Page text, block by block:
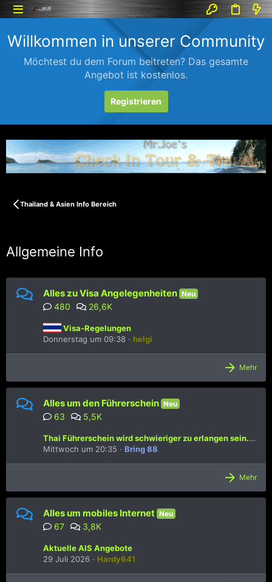
Willkommen in unserer Community
Möchtest du dem Forum beitreten? Das gesamte
Angebot ist kostenlos.
Registrieren
Thailand & Asien Info Bereich
Allgemeine Info
Alles zu Visa Angelegenheiten Neu
480 26,6K
Mehr
Visa-Regelungen
Donnerstag um 09:38
helgi
Alles um den Führerschein Neu
63 5,5K
Mehr
Thai Führerschein wird schwieriger zu erlangen sein...Bericht...
Mittwoch um 20:35
Bring 88
Alles um mobiles Internet Neu
67 3,8K
Aktuelle AIS Angebote
29 Juli 2026
Hardy641